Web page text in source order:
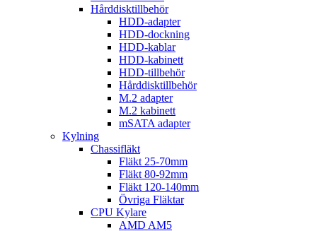
Hårddisktillbehör
HDD-adapter
HDD-dockning
HDD-kablar
HDD-kabinett
HDD-tillbehör
Hårddisktillbehör
M.2 adapter
M.2 kabinett
mSATA adapter
Kylning
Chassifläkt
Fläkt 25-70mm
Fläkt 80-92mm
Fläkt 120-140mm
Övriga Fläktar
CPU Kylare
AMD AM5